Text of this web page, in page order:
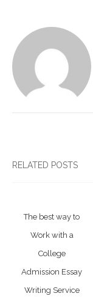
RELATED POSTS
The best way to
Work with a
College
Admission Essay
Writing Service